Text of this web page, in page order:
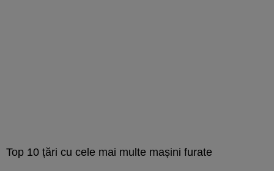
Top 10 țări cu cele mai multe mașini furate